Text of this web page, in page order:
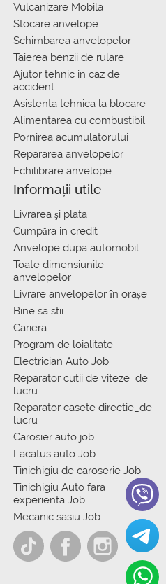
Vulcanizare Mobila
Stocare anvelope
Schimbarea anvelopelor
Taierea benzii de rulare
Ajutor tehnic in caz de
accident
Asistenta tehnica la blocare
Alimentarea cu combustibil
Pornirea acumulatorului
Repararea anvelopelor
Echilibrare anvelope
Informații utile
Livrarea şi plata
Сumpăra in credit
Anvelope dupa automobil
Toate dimensiunile
anvelopelor
Livrare anvelopelor în orașe
Bine sa stii
Cariera
Program de loialitate
Electrician Auto Job
Reparator cutii de viteze_de
lucru
Reparator casete directie_de
lucru
Carosier auto job
Lacatus auto Job
Tinichigiu de caroserie Job
Tinichigiu Auto fara
experienta Job
Mecanic sasiu Job